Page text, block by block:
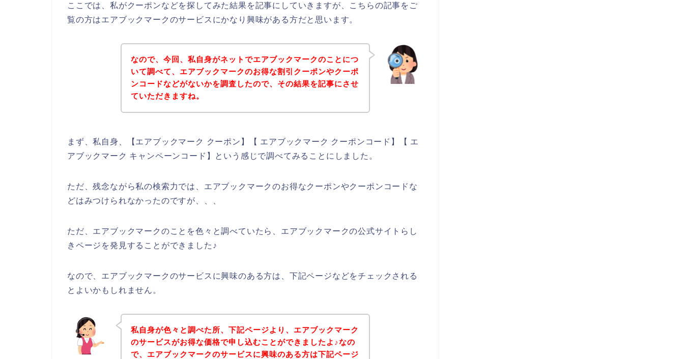
ここでは、私がクーポンなどを探してみた結果を記事にしていきますが、こちらの記事をご
覧の方はエアブックマークのサービスにかなり興味がある方だと思います。
なので、今回、私自身がネットでエアブックマークのことにつ
いて調べて、エアブックマークのお得な割引クーポンやクーポ
ンコードなどがないかを調査したので、その結果を記事にさせ
ていただきますね。
まず、私自身、【エアブックマーク クーポン】【 エアブックマーク クーポンコード】【 エ
アブックマーク キャンペーンコード】という感じで調べてみることにしました。
ただ、残念ながら私の検索力では、エアブックマークのお得なクーポンやクーポンコードな
どはみつけられなかったのですが、、、
ただ、エアブックマークのことを色々と調べていたら、エアブックマークの公式サイトらし
きページを発見することができました♪
なので、エアブックマークのサービスに興味のある方は、下記ページなどをチェックされる
とよいかもしれません。
私自身が色々と調べた所、下記ページより、エアブックマーク
のサービスがお得な価格で申し込むことができましたよ♪なの
で、エアブックマークのサービスに興味のある方は下記ページ